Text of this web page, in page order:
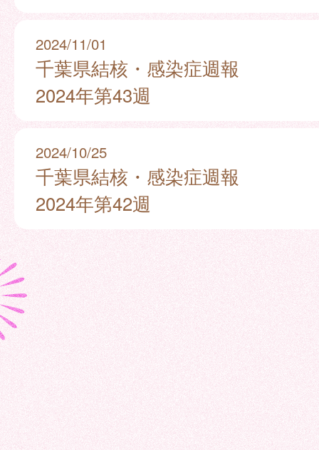
2024/11/01
千葉県結核・感染症週報
2024年第43週
2024/10/25
千葉県結核・感染症週報
2024年第42週